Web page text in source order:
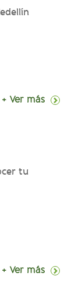
+ Ver más
tu
+ Ver más